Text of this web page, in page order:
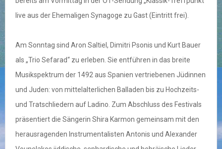
live aus der Ehemaligen Synagoge zu Gast (Eintritt frei).
Am Sonntag sind Aron Saltiel, Dimitri Psonis und Kurt Bauer
als „Trio Sefarad“ zu erleben. Sie entführen in das breite
Musikspektrum der 1492 aus Spanien vertriebenen Jüdinnen
und Juden: von mittelalterlichen Balladen bis zu Hochzeits-
und Tratschliedern auf Ladino. Zum Abschluss des Festivals
präsentiert die Sängerin Shira Karmon gemeinsam mit den
herausragenden Instrumentalisten Antonis und Alexander